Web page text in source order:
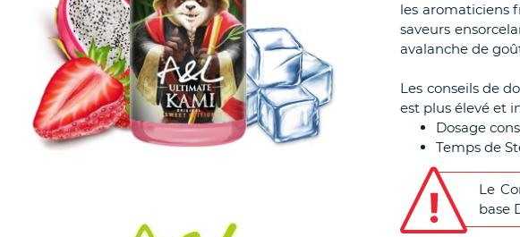
les aromaticiens
saveurs
avalanche de
Les conseils de
est plus élevé et
Dosage
Temps de
Le
base